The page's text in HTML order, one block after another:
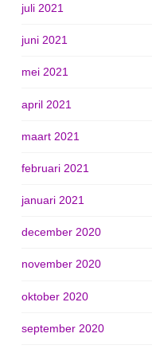
juli 2021
juni 2021
mei 2021
april 2021
maart 2021
februari 2021
januari 2021
december 2020
november 2020
oktober 2020
september 2020